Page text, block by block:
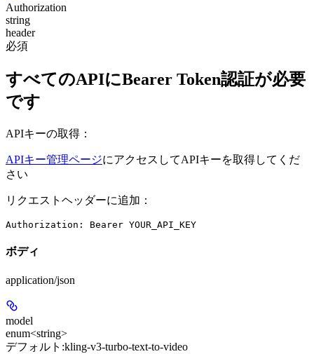
Authorization
string
header
必須
すべてのAPIにBearer Token認証が必要
です
APIキーの取得：
APIキー管理ページにアクセスしてAPIキーを取得してくだ
さい
リクエストヘッダーに追加：
ボディ
application/json
model
enum<string>
デフォルト:kling-v3-turbo-text-to-video